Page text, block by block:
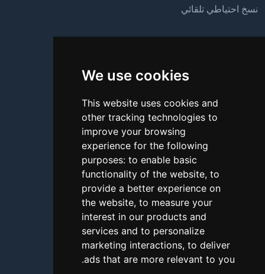
We use cookies
This website uses cookies and
other tracking technologies to
improve your browsing
experience for the following
purposes: to enable basic
functionality of the website, to
provide a better experience on
the website, to measure your
interest in our products and
services and to personalize
marketing interactions, to deliver
ads that are more relevant to you
.
نسخ احتياطي تلقائي
الأسئلة الشائعة
طرق الدفع
أداة اختبار الاتصال
الإبلاغ عن إساءة استخدام